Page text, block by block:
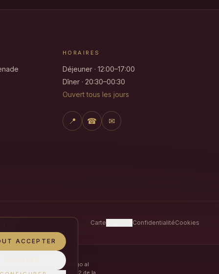
HORAIRES
Déjeuner · 12:00–17:00
Dîner · 20:30–00:30
Ouvert tous les jours
📍 ☎ ✉
Carte ConfidentialitéCookies
la Unión Europea con cargo al
Programa Emplea-T Línea 2 de la
ACCEPTER